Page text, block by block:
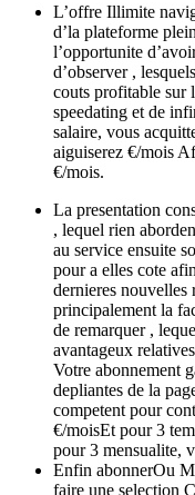
L’offre Illimite
d’la plateforme
l’opportunite
d’observer ,
couts profitable sur
speedating et de
salaire, vous
aiguiserez €/mois
€/mois.
La presentation
, lequel rien
au service ensuite
pour a elles cote
dernieres
principalement la
de remarquer ,
avantageux
Votre abonnement
depliantes de la
competent pour
€/moisEt pour 3
pour 3 mensualite,
Enfin abonnerOu
faire une selection